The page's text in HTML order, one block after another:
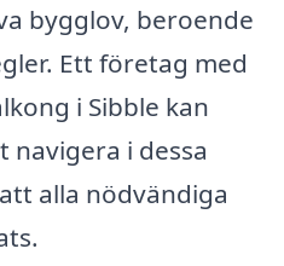
bygglov, beroende
Ett företag med
i Sibble kan
navigera i dessa
alla nödvändiga